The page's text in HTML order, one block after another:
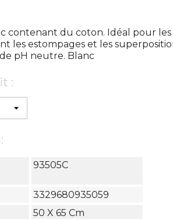
contenant du coton. Idéal pour les
les estompages et les
de pH neutre. Blanc
:
93505C
3329680935059
50 X 65 Cm